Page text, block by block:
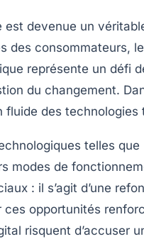
devenue un
des consommateurs,
représente un défi
du changement.
fluide des
telles
modes de
: il s’agit d’une
opportunités
risquent d’accuser